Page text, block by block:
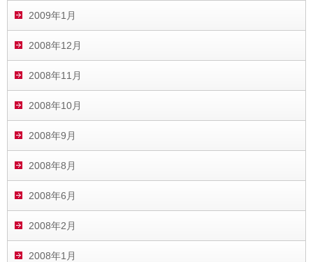
2009年1月
2008年12月
2008年11月
2008年10月
2008年9月
2008年8月
2008年6月
2008年2月
2008年1月